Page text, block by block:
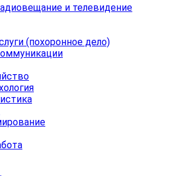
и телевидение
(похоронное дело)